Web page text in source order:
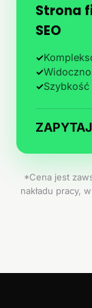
Strona
SEO
✓
✓
✓Szybkość
ZAPYTAJ
*Cena jest
nakładu pracy,